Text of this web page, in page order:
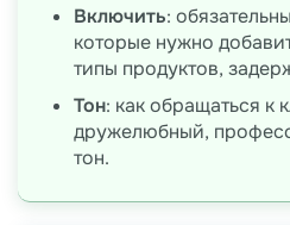
Включить:
которые нужно
типы продуктов,
Тон: как обращаться к
дружелюбный,
тон.